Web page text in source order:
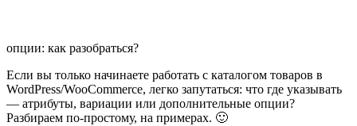
опции: как разобраться?
Если вы только начинаете работать с каталогом товаров в
WordPress/WooCommerce, легко запутаться: что где указывать
— атрибуты, вариации или дополнительные опции?
Разбираем по-простому, на примерах. 🙂